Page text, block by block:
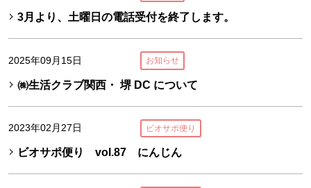
3月より、土曜日の電話受付を終了します。
2025年09月15日 お知らせ
㈱生活クラブ関西・ 堺 DC について
2023年02月27日 ビオサポ便り
ビオサポ便り vol.87 にんじん